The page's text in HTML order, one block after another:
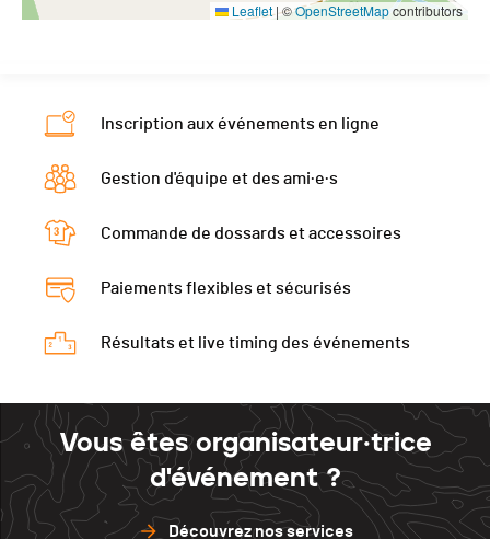
Leaflet |©OpenStreetMapcontributors
Inscription aux événements en ligne
Gestion d'équipe et des ami·e·s
Commande de dossards et accessoires
Paiements flexibles et sécurisés
Résultats et live timing des événements
Vous êtes organisateur·trice
d'événement ?
Découvrez nos services